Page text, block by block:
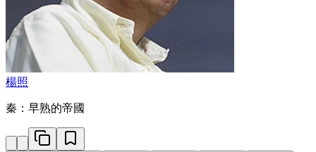
楊照
秦：早熟的帝國